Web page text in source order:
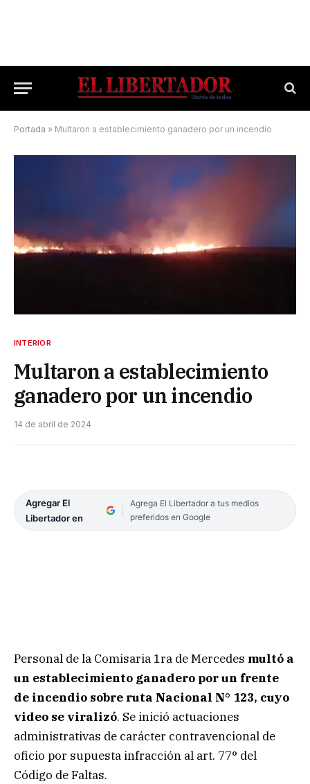
Portada » Multaron a establecimiento ganadero por un incendio
INTERIOR
Multaron a establecimiento
ganadero por un incendio
14 de abril de 2024
Agregar El
Libertador en
Agrega El Libertador a tus medios
preferidos en Google
Personal de la Comisaria 1ra de Mercedes multó a
un establecimiento ganadero por un frente
de incendio sobre ruta Nacional N° 123, cuyo
video se viralizó. Se inició actuaciones
administrativas de carácter contravencional de
oficio por supuesta infracción al art. 77° del
Código de Faltas.